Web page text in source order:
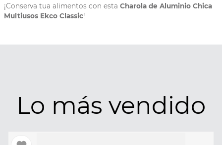
¡Conserva tua alimentos con esta Charola de Aluminio Chica
Multiusos Ekco Classic!
Lo más vendido